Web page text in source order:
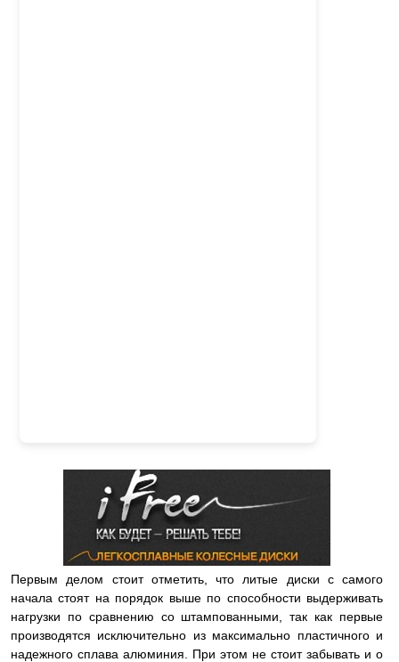
Первым делом стоит отметить, что литые диски с самого
начала стоят на порядок выше по способности выдерживать
нагрузки по сравнению со штампованными, так как первые
производятся исключительно из максимально пластичного и
надежного сплава алюминия. При этом не стоит забывать и о